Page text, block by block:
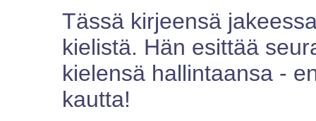
Tässä kirjeensä
kielistä. Hän esittää
kielensä hallintaansa -
kautta!